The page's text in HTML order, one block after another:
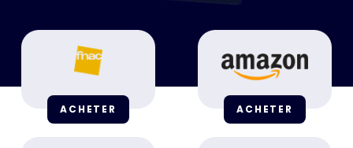
ACHETER ACHETER